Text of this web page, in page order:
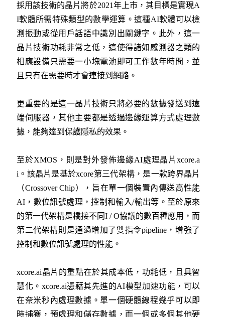
採用該技術的晶片將於2021年上市，其目標是實現A
I軟體所需特殊類型的數學運算。這種AI軟體可以檢
測振動或從用戶話語中識別出關鍵字。此外，這一
晶片技術功耗非常之低，這使得諸如感測器之類的
相應設備只需要一小塊電池即可工作數年時間，並
且只有在需要時才會連接到網路。
更重要的是這一晶片技術只將必要的數據發送到遠
端伺服器，其他主要都是透過邊緣運算方式處理數
據，能夠達到保護隱私的效果。
至於XMOS，則是對外發佈邊緣AI處理晶片xcore.a
i。該晶片是基於xcore第三代架構，是一款跨界晶片
（Crossover Chip），旨在單一個裝置內傳送高性能
AI，數位訊號處理，控制和輸入/輸出等。至於原來
的第一代架構是橋接不同I / O協議的數百種應用，而
第二代架構則是通過增加了雙指令pipeline，增強了
控制和數位訊號處理的性能。
xcore.ai晶片的重點在於其成本低，功耗低，且具智
慧化。xcore.ai憑藉其先進的AI模型加速功能，可以
在奈米秒內處理數據。單一個硬體線程幾乎可以即
時捕獲，預處理和儲存數據，而一個或多個其他硬